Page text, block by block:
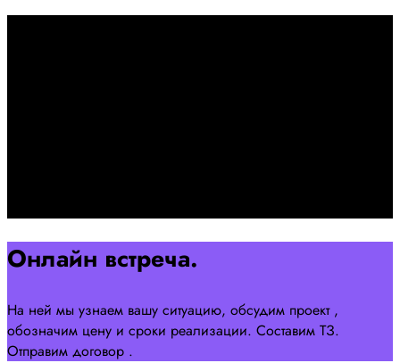
Онлайн встреча.
На ней мы узнаем вашу ситуацию, обсудим проект ,
обозначим цену и сроки реализации. Составим ТЗ.
Отправим договор .